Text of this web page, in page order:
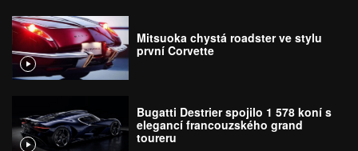
Mitsuoka chystá roadster ve stylu
první Corvette
Bugatti Destrier spojilo 1 578 koní s
elegancí francouzského grand
toureru